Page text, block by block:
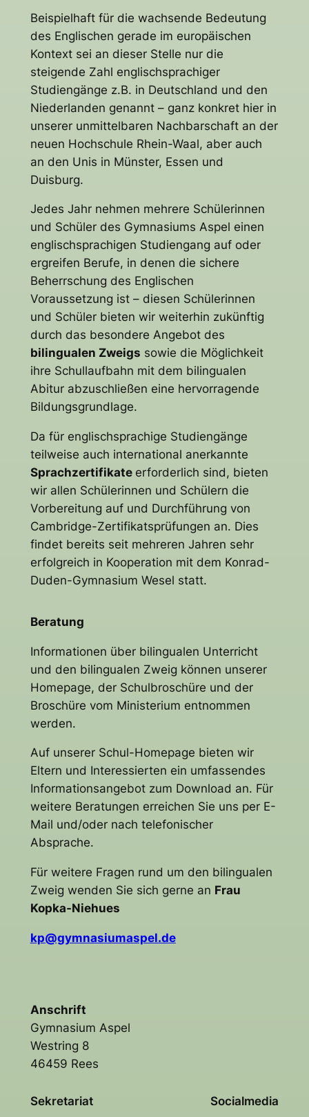
Beispielhaft für die wachsende Bedeutung
des Englischen gerade im europäischen
Kontext sei an dieser Stelle nur die
steigende Zahl englischsprachiger
Studiengänge z.B. in Deutschland und den
Niederlanden genannt – ganz konkret hier in
unserer unmittelbaren Nachbarschaft an der
neuen Hochschule Rhein-Waal, aber auch
an den Unis in Münster, Essen und
Duisburg.
Jedes Jahr nehmen mehrere Schülerinnen
und Schüler des Gymnasiums Aspel einen
englischsprachigen Studiengang auf oder
ergreifen Berufe, in denen die sichere
Beherrschung des Englischen
Voraussetzung ist – diesen Schülerinnen
und Schüler bieten wir weiterhin zukünftig
durch das besondere Angebot des
bilingualen Zweigs sowie die Möglichkeit
ihre Schullaufbahn mit dem bilingualen
Abitur abzuschließen eine hervorragende
Bildungsgrundlage.
Da für englischsprachige Studiengänge
teilweise auch international anerkannte
Sprachzertifikate erforderlich sind, bieten
wir allen Schülerinnen und Schülern die
Vorbereitung auf und Durchführung von
Cambridge-Zertifikatsprüfungen an. Dies
findet bereits seit mehreren Jahren sehr
erfolgreich in Kooperation mit dem Konrad-
Duden-Gymnasium Wesel statt.
Beratung
Informationen über bilingualen Unterricht
und den bilingualen Zweig können unserer
Homepage, der Schulbroschüre und der
Broschüre vom Ministerium entnommen
werden.
Auf unserer Schul-Homepage bieten wir
Eltern und Interessierten ein umfassendes
Informationsangebot zum Download an. Für
weitere Beratungen erreichen Sie uns per E-
Mail und/oder nach telefonischer
Absprache.
Für weitere Fragen rund um den bilingualen
Zweig wenden Sie sich gerne an Frau
Kopka-Niehues
kp@gymnasiumaspel.de
Anschrift
Gymnasium Aspel
Westring 8
46459 Rees
Sekretariat Socialmedia